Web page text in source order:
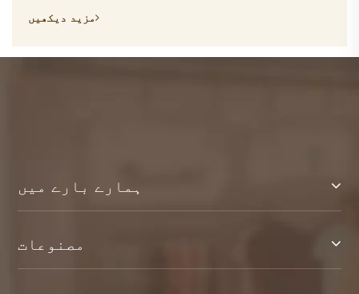
مزید دیکھیں
ہمارے بارے میں
مصنوعات